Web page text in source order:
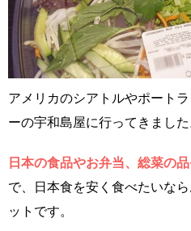
アメリカのシアトルやポート
ーの宇和島屋に行ってきました
日本の食品やお弁当、総菜の品
で、日本食を安く食べたいな
ットです。